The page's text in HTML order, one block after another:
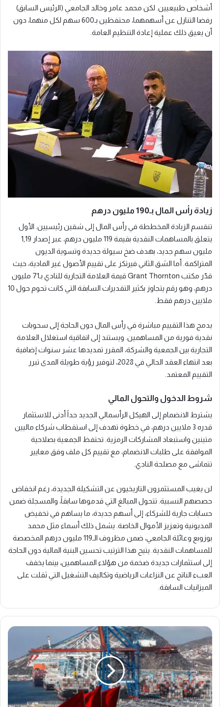
أشخاص طبيعيين. لكن محمد عامر وخالد الجامعي (الرئيس السابق)
رفضا التنازل عن أسهمهما، محتفظين بـ600 سهم لكل منهما، دون
أن يعيق ذلك عملية إعادة التنظيم العامة.
زيادة رأس المال بـ190 مليون درهم
تنقسم الزيادة المخططة في رأس المال إلى شقين رئيسيين. الأول
يتعلق بالمساهمات النقدية بقيمة 119 مليون درهم، عبر إصدار 1,19
مليون سهم جديد، بهدف ضخ سيولة جديدة وتسوية الديون
المتراكمة. أما الشق الثاني فيرتكز على تقييم الأصول غير المادية، حيث
قدّر مكتب Grant Thornton قيمة العلامة التجارية للنادي بـ71 مليون
درهم، وهو رقم يتجاوز بكثير التقديرات السابقة التي كانت تحوم حول 10
ملايين درهم فقط.
يدمج هذا التقييم مباشرة في رأس المال دون الحاجة إلى سحوبات
نقدية فورية من المساهمين. ويستند إلى اتفاقية استغلال العلامة
التجارية بين الجمعية والشركة، المقرر تمديدها عشر سنوات إضافية
بعد انتهاء العقد الحالي في 2028، لتوفير رؤية طويلة المدى تبرر
التقييم المعتمد.
شروط الدخول والتحول المالي
يشترط الانضمام إلى الهيكل الرأسمالي الجديد حداً أدنى للاستثمار
قدره 3 ملايين درهم، في خطوة تهدف إلى استقطاب شركاء ماليين
متينين واستبعاد المشاركات الرمزية. تحتفظ الجمعية بصلاحية
الموافقة على طلبات الانضمام، مع تقييم كل ملف وفق معايير
تتماشى مع مصلحة النادي.
لن يغيب المستثمرون التاريخيون عن التشكيلة الجديدة، رغم انخفاض
حصصهم النسبية. تتحول المبالغ التي قدموها سابقاً، والمسجلة ضمن
حسابات جارية للشركاء، إلى أسهم جديدة، ما يساهم في تخفيض
المديونية وتعزيز الأموال الخاصة. يشمل ذلك أسماء مثل محمد
بوزوبع وعائلة الجامعي، ضمن مظروف الـ119 مليون درهم المخصصة
للمساهمات النقدية. يتيح هذا الترتيب تحسين البنية المالية دون الحاجة
إلى استثمارات جديدة ضخمة من هؤلاء المساهمين، بينما يخفف
العبء الناتج عن النزاعات الرياضية وتكاليف التشغيل التي ثقلت على
الميزانيات السابقة.
الاستثمارات
الأجنبية
المباشرة
في
المغرب
تسجل
رقماً
قياسياً